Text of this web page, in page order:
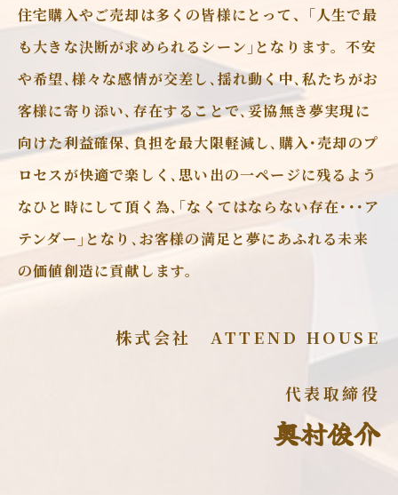
住宅購入やご売却は多くの皆様にとって、｢人生で最
も大きな決断が求められるシーン｣となります。不安
や希望､様々な感情が交差し､揺れ動く中､私たちがお
客様に寄り添い､存在することで､妥協無き夢実現に
向けた利益確保､負担を最大限軽減し､購入･売却のプ
ロセスが快適で楽しく､思い出の一ページに残るよう
なひと時にして頂く為､｢なくてはならない存在･･･ア
テンダー｣となり､お客様の満足と夢にあふれる未来
の価値創造に貢献します。
株式会社 ATTEND HOUSE
代表取締役
奥村俊介